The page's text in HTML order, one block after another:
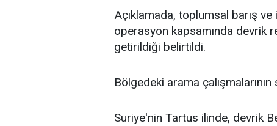
Açıklamada, toplumsal barış ve
operasyon kapsamında devrik
getirildiği belirtildi.
Bölgedeki arama
Suriye'nin Tartus ilinde, devrik